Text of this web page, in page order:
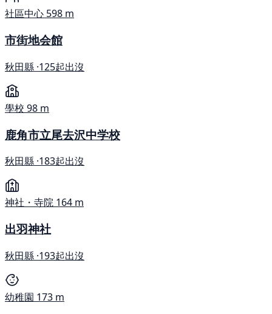
社區中心 598 m
市街地会館
秋田縣 ·125起出沒
學校 98 m
鹿角市立尾去沢中学校
秋田縣 ·183起出沒
神社・寺院 164 m
出羽神社
秋田縣 ·193起出沒
幼稚園 173 m